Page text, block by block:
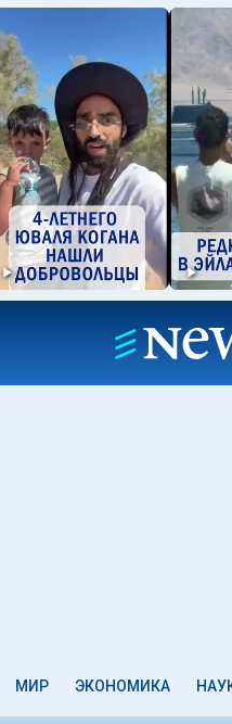
МИР ЭКОНОМИКА